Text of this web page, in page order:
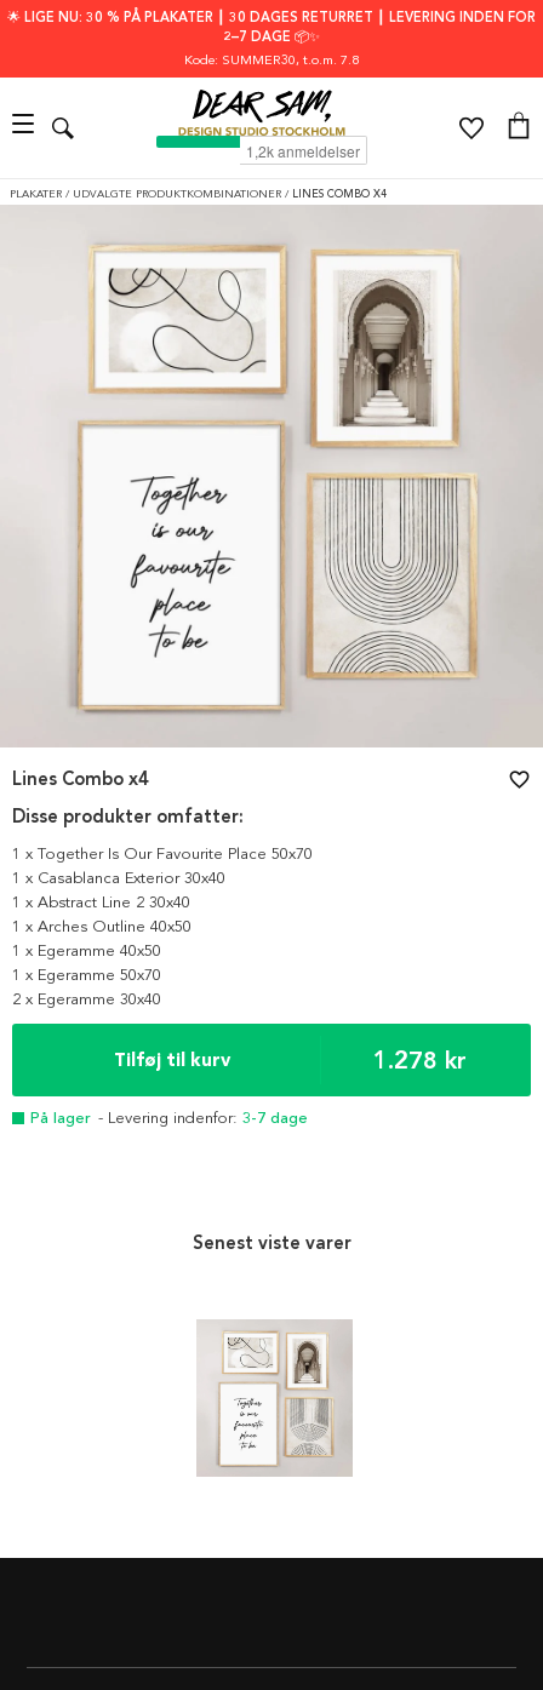
🌟 LIGE NU: 30 % PÅ PLAKATER ┃ 30 DAGES RETURRET ┃ LEVERING INDEN FOR
2–7 DAGE 📦✨
Kode: SUMMER30, t.o.m. 7.8
PLAKATER / UDVALGTE PRODUKTKOMBINATIONER / LINES COMBO X4
Disse produkter omfatter:
1 x Together Is Our Favourite Place 50x70
1 x Casablanca Exterior 30x40
1 x Abstract Line 2 30x40
1 x Arches Outline 40x50
1 x Egeramme 40x50
1 x Egeramme 50x70
2 x Egeramme 30x40
Tilføj til kurv 1.278 kr
På lager - Levering indenfor: 3-7 dage
Lines Combo x4 favorite_border
Senest viste varer